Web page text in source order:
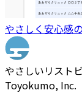
やさしく安心感
やさしいリスト
Toyokumo, Inc.